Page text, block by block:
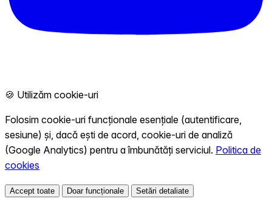
🍪 Utilizăm cookie-uri
Folosim cookie-uri funcționale esențiale (autentificare,
sesiune) și, dacă ești de acord, cookie-uri de analiză
(Google Analytics) pentru a îmbunătăți serviciul. Politica de
cookies
Accept toate Doar funcționale Setări detaliate